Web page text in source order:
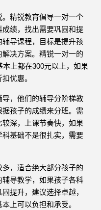
精锐教育倡导一对一个
绩，找出需要巩固和提
导课程，目标是提升孩
决方案。精锐一对一的
上都在300元以上，如果
优惠。
，他们的辅导分阶梯教
孩子的成绩来分班。需
深，上课节奏快，如果
基础不是很扎实，需要
，适合绝大部分孩子的
导教学，如果孩子各科
提升，建议选择卓越，
上可以负担和承受。